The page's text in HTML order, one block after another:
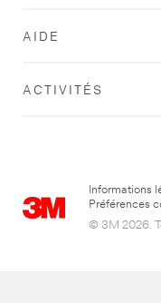
AIDE
ACTIVITÉS
Informations
Préférences
© 3M 2026.